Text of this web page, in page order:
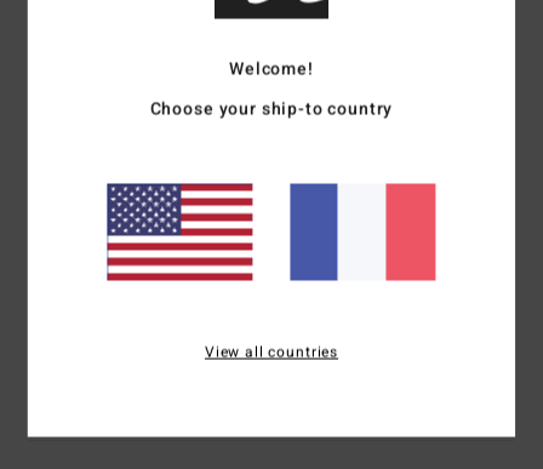
Code couleurmfn0
Collection :collection Wave Haze
Encolure :encolure asymétrique
Sangles :Sangle fixe
Composition75% polyester, 25% coton
Welcome!
Choose your ship-to country
View all countries